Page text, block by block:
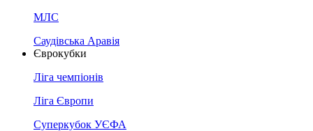
МЛС
Саудівська Аравія
Єврокубки
Ліга чемпіонів
Ліга Європи
Суперкубок УЄФА